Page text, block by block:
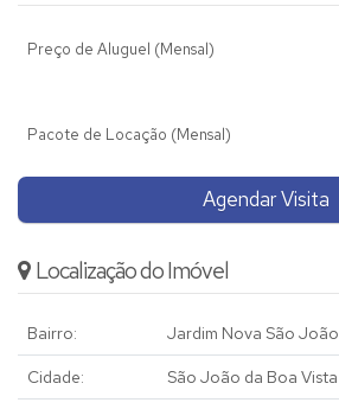
Preço de Aluguel (Mensal)
Pacote de Locação (Mensal)
Agendar Visita
Localização do Imóvel
Bairro: Jardim Nova São João
Cidade: São João da Boa Vista